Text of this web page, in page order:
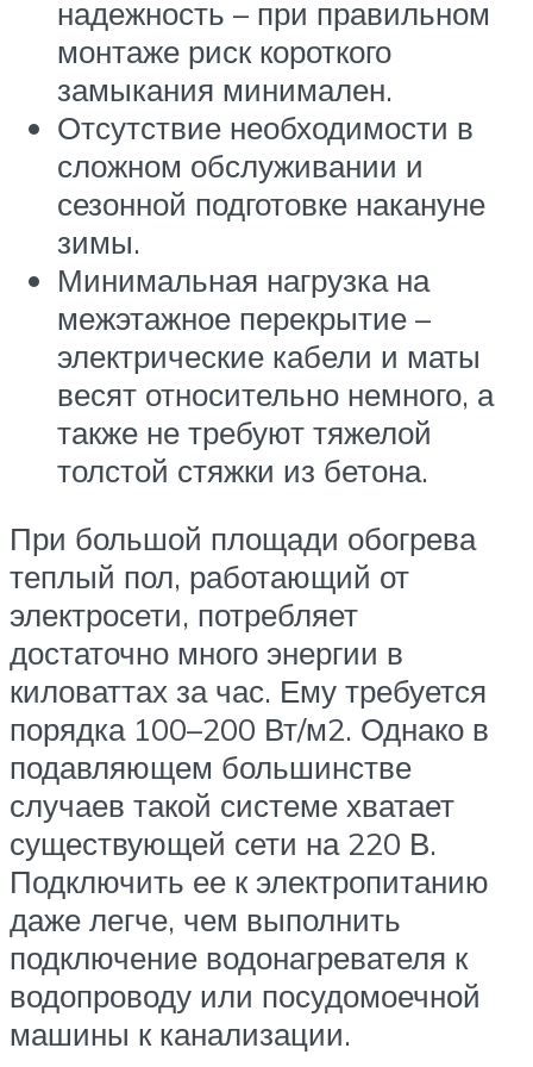
надежность – при правильном
монтаже риск короткого
замыкания минимален.
Отсутствие необходимости в
сложном обслуживании и
сезонной подготовке накануне
зимы.
Минимальная нагрузка на
межэтажное перекрытие –
электрические кабели и маты
весят относительно немного, а
также не требуют тяжелой
толстой стяжки из бетона.
При большой площади обогрева
теплый пол, работающий от
электросети, потребляет
достаточно много энергии в
киловаттах за час. Ему требуется
порядка 100–200 Вт/м2. Однако в
подавляющем большинстве
случаев такой системе хватает
существующей сети на 220 В.
Подключить ее к электропитанию
даже легче, чем выполнить
подключение водонагревателя к
водопроводу или посудомоечной
машины к канализации.